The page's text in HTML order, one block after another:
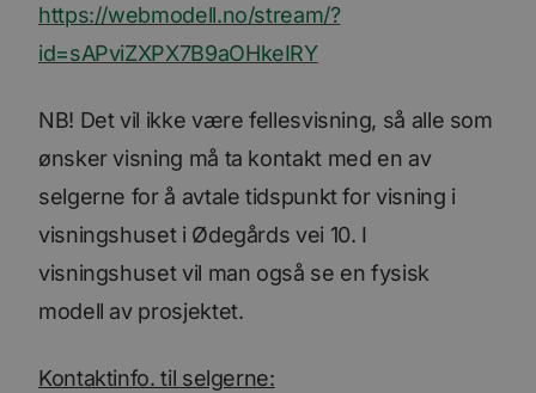
https://webmodell.no/stream/?
id=sAPviZXPX7B9aOHkeIRY
NB! Det vil ikke være fellesvisning, så alle som
ønsker visning må ta kontakt med en av
selgerne for å avtale tidspunkt for visning i
visningshuset i Ødegårds vei 10. I
visningshuset vil man også se en fysisk
modell av prosjektet.
Kontaktinfo. til selgerne: